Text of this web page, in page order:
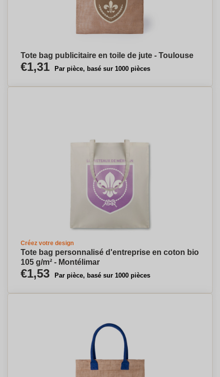
Tote bag publicitaire en toile de jute - Toulouse
€1,31 Par pièce, basé sur 1000 pièces
Créez votre design
Tote bag personnalisé d'entreprise en coton bio
105 g/m² - Montélimar
€1,53 Par pièce, basé sur 1000 pièces